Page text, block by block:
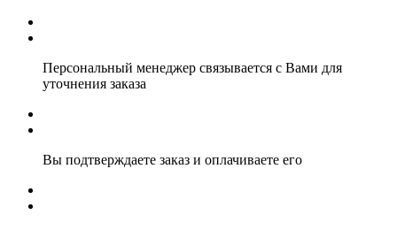
Персональный менеджер связывается с Вами для
уточнения заказа
Вы подтверждаете заказ и оплачиваете его